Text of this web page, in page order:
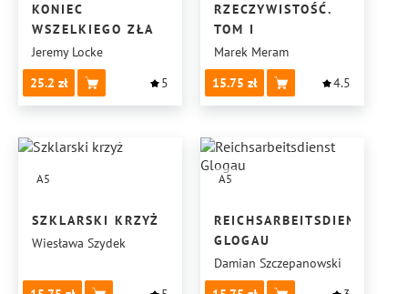
KONIEC
WSZELKIEGO ZŁA
Jeremy Locke
25.2
5
RZECZYWISTOŚĆ.
TOM I
Marek Meram
15.75
4.5
A5
SZKLARSKI KRZYŻ
Wiesława Szydek
A5
REICHSARBEITSDIENST
GLOGAU
Damian Szczepanowski